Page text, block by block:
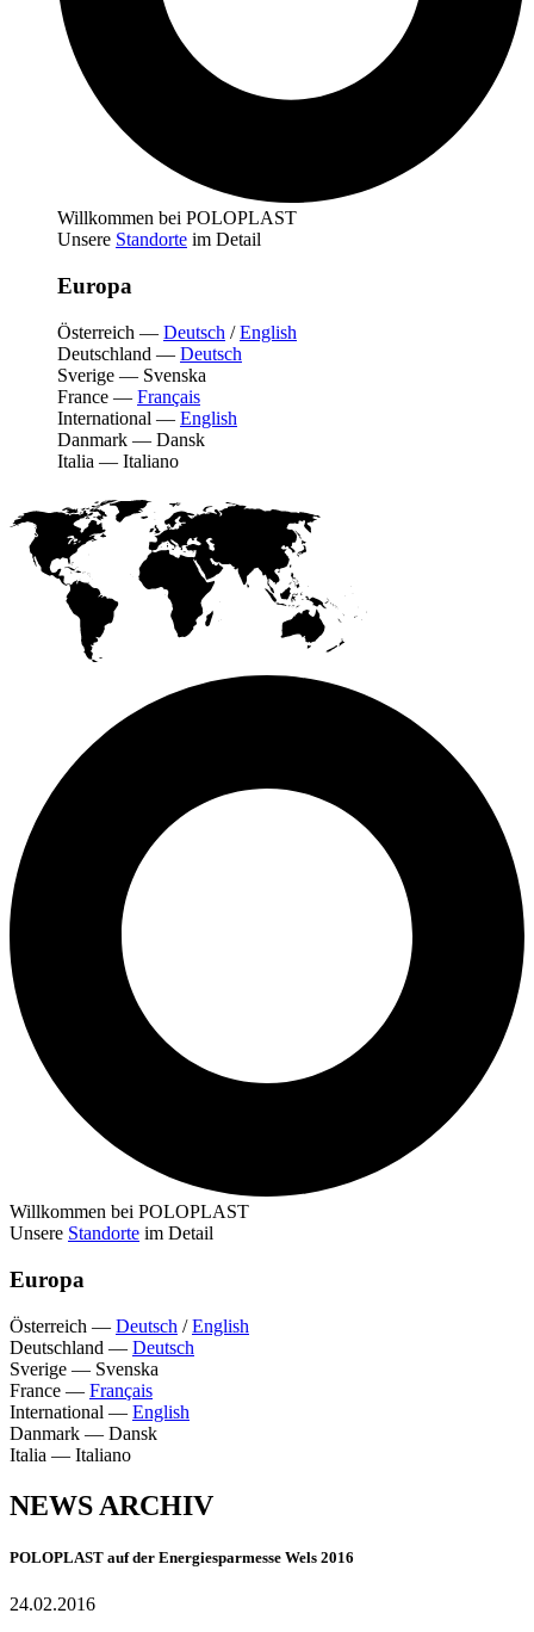
Willkommen bei POLOPLAST
Unsere Standorte im Detail
Europa
Österreich — Deutsch /English
Deutschland — Deutsch
Sverige — Svenska
France — Français
International — English
Danmark — Dansk
Italia — Italiano
Willkommen bei POLOPLAST
Unsere Standorte im Detail
Europa
Österreich — Deutsch /English
Deutschland — Deutsch
Sverige — Svenska
France — Français
International — English
Danmark — Dansk
Italia — Italiano
NEWS ARCHIV
POLOPLAST auf der Energiesparmesse Wels 2016
24.02.2016